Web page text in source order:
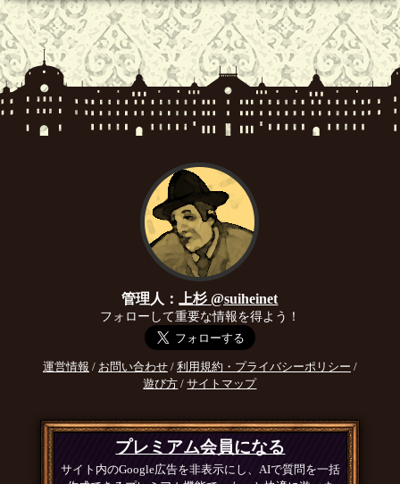
管理人：上杉 @suiheinet
フォローして重要な情報を得よう！
運営情報 / お問い合わせ/ 利用規約・プライバシーポリシー /
遊び方 /サイトマップ
プレミアム会員になる
サイト内のGoogle広告を非表示にし、AIで質問を一括